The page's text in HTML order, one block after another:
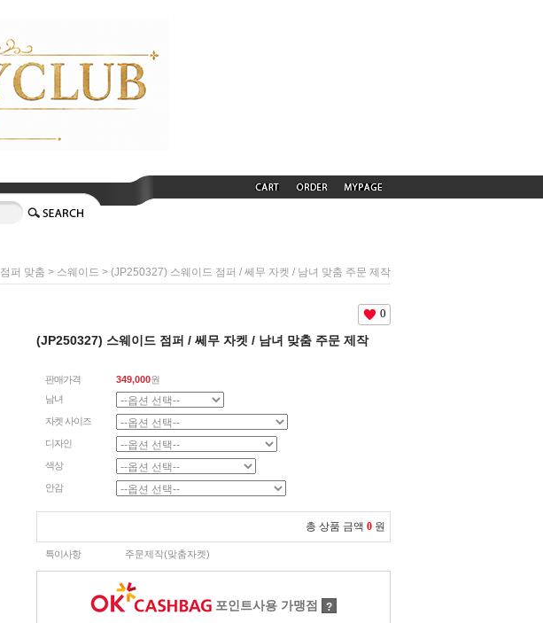
점퍼 맞춤 > 스웨이드 > (JP250327) 스웨이드 점퍼 / 쎄무 자켓 / 남녀 맞춤 주문 제작
0
(JP250327) 스웨이드 점퍼 / 쎄무 자켓 / 남녀 맞춤 주문 제작
판매가격 349,000원
남녀
자켓 사이즈
디자인
색상
안감
총 상품 금액 0 원
특이사항 주문제작(맞춤자켓)
포인트사용 가맹점 ?